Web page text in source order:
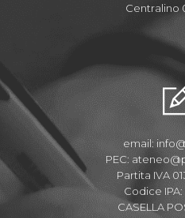
Centralino
email:
PEC:
Partita IVA
Codice
CASELLA